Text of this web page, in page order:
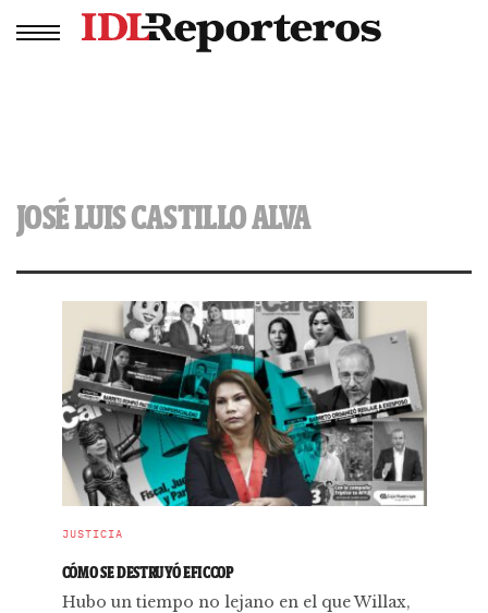
JOSÉ LUIS CASTILLO ALVA
JUSTICIA
CÓMO SE DESTRUYÓ EFICCOP
Hubo un tiempo no lejano en el que Willax,